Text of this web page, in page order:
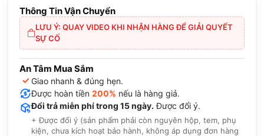
Thông Tin Vận Chuyển
LƯU Ý: QUAY VIDEO KHI NHẬN HÀNG ĐỂ GIẢI QUYẾT
SỰ CỐ
An Tâm Mua Sắm
✓ Giao nhanh & đúng hẹn.
Được hoàn tiền 200% nếu là hàng giả.
Đổi trả miễn phí trong 15 ngày. Được đổi ý.
+ Được đổi ý (sản phẩm phải còn nguyên hộp, tem, phụ
kiện, chưa kích hoạt bảo hành, không áp dụng đơn hàng